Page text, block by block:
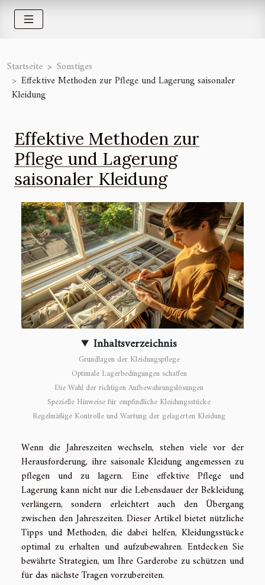
Startseite
Sonstiges
Effektive Methoden zur Pflege und Lagerung saisonaler
Kleidung
Effektive Methoden zur
Pflege und Lagerung
saisonaler Kleidung
Inhaltsverzeichnis
Grundlagen der Kleidungspflege
Optimale Lagerbedingungen schaffen
Die Wahl der richtigen Aufbewahrungslösungen
Spezielle Hinweise für empfindliche Kleidungsstücke
Regelmäßige Kontrolle und Wartung der gelagerten Kleidung
Wenn die Jahreszeiten wechseln, stehen viele vor der
Herausforderung, ihre saisonale Kleidung angemessen zu
pflegen und zu lagern. Eine effektive Pflege und
Lagerung kann nicht nur die Lebensdauer der Bekleidung
verlängern, sondern erleichtert auch den Übergang
zwischen den Jahreszeiten. Dieser Artikel bietet nützliche
Tipps und Methoden, die dabei helfen, Kleidungsstücke
optimal zu erhalten und aufzubewahren. Entdecken Sie
bewährte Strategien, um Ihre Garderobe zu schützen und
für das nächste Tragen vorzubereiten.